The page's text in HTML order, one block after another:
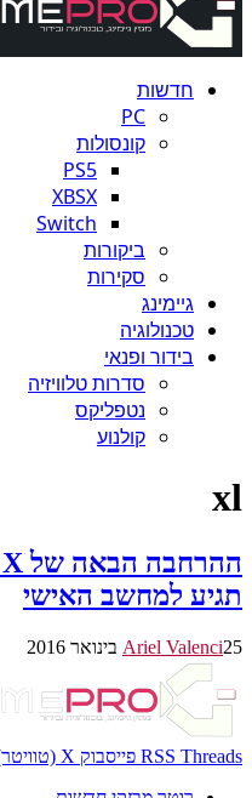
חדשות
PC
קונסולות
PS5
XBSX
Switch
ביקורות
סקירות
גיימינג
טכנולוגיה
בידור ופנאי
סדרות טלוויזיה
נטפליקס
קולנוע
xl
תגיע למחשב האישי
Ariel Valenci25 בינואר 2016
RSS Threads פייסבוק X (טוויטר)